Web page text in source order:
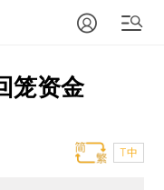
笼资金
T中